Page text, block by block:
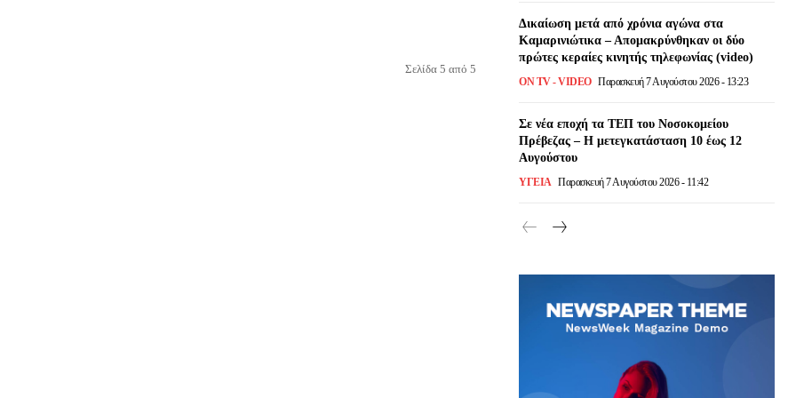
Σελίδα 5 από 5
Δικαίωση μετά από χρόνια αγώνα στα
Καμαρινιώτικα – Απομακρύνθηκαν οι δύο
πρώτες κεραίες κινητής τηλεφωνίας (video)
ON TV - VIDEO Παρασκευή 7 Αυγούστου 2026 - 13:23
Σε νέα εποχή τα ΤΕΠ του Νοσοκομείου
Πρέβεζας – Η μετεγκατάσταση 10 έως 12
Αυγούστου
ΥΓΕΙΑ Παρασκευή 7 Αυγούστου 2026 - 11:42